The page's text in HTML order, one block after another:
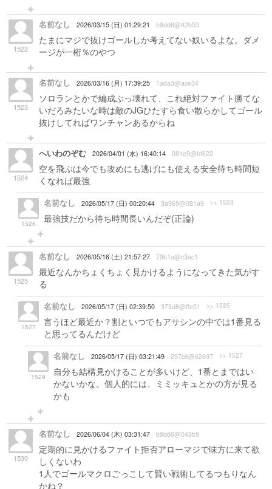
1522
名前なし 2026/03/15 (日) 01:29:21 b9dd6@42b53
たまにマジで抜けゴールしか考えてない奴いるよな。ダメ
ージが一桁％のやつ
1523
名前なし 2026/03/16 (月) 17:39:25 1ada3@ace34
ソロランとかで編成ぶっ壊れて、これ絶対ファイト勝てな
いだろみたいな時は敵のJGひたすら食い散らかしてゴール
抜けしてればワンチャンあるからね
1524
へいわのぞむ 2026/04/01 (水) 16:40:14 081e9@bf622
空を飛ぶは今でも攻めにも逃げにも使える安全待ち時間短
くなれば最強
1526
名前なし 2026/05/17 (日) 00:20:44 3a969@081a9 >> 1524
最強技だから待ち時間長いんだぞ(正論)
1525
名前なし 2026/05/16 (土) 21:57:27 79b1a@c3ac1
最近なんかちょくちょく見かけるようになってきた気がす
る
1527
名前なし 2026/05/17 (日) 02:39:50 373d8@ffe51 >> 1525
言うほど最近か？割といつでもアサシンの中では1番見る
と思ってるんだけど
1529
名前なし 2026/05/17 (日) 03:21:49 297c6@62697 >> 1527
自分も結構見かけることが多いけど、1番とまではい
かないかな。個人的には、ミミッキュとかの方が見る
かも
1530
名前なし 2026/06/04 (木) 03:31:47 b9dd6@043b9
定期的に見かけるファイト拒否アローマジで味方に来て欲
しくないわ
1人でゴールマクロごっこして賢い戦術してるつもりなん
かね？